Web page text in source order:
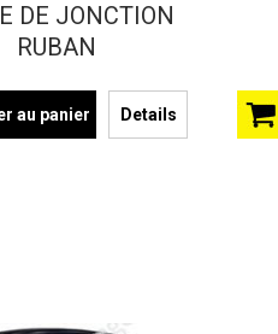
DE JONCTION
RUBAN
au panier Details